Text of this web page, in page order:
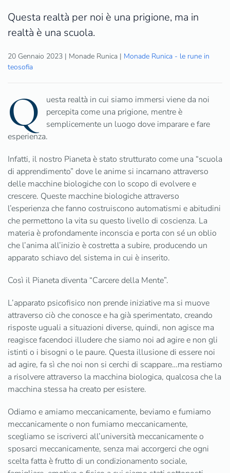
Questa realtà per noi è una prigione, ma in
realtà è una scuola.
20 Gennaio 2023 | Monade Runica | Monade Runica - le rune in
teosofia
Q
uesta realtà in cui siamo immersi viene da noi
percepita come una prigione, mentre è
semplicemente un luogo dove imparare e fare
esperienza.
Infatti, il nostro Pianeta è stato strutturato come una “scuola
di apprendimento” dove le anime si incarnano attraverso
delle macchine biologiche con lo scopo di evolvere e
crescere. Queste macchine biologiche attraverso
l’esperienza che fanno costruiscono automatismi e abitudini
che permettono la vita su questo livello di coscienza. La
materia è profondamente inconscia e porta con sé un oblio
che l’anima all’inizio è costretta a subire, producendo un
apparato schiavo del sistema in cui è inserito.
Così il Pianeta diventa “Carcere della Mente”.
L’apparato psicofisico non prende iniziative ma si muove
attraverso ciò che conosce e ha già sperimentato, creando
risposte uguali a situazioni diverse, quindi, non agisce ma
reagisce facendoci illudere che siamo noi ad agire e non gli
istinti o i bisogni o le paure. Questa illusione di essere noi
ad agire, fa sì che noi non si cerchi di scappare…ma restiamo
a risolvere attraverso la macchina biologica, qualcosa che la
macchina stessa ha creato per esistere.
Odiamo e amiamo meccanicamente, beviamo e fumiamo
meccanicamente o non fumiamo meccanicamente,
scegliamo se iscriverci all’università meccanicamente o
sposarci meccanicamente, senza mai accorgerci che ogni
scelta fatta è frutto di un condizionamento sociale,